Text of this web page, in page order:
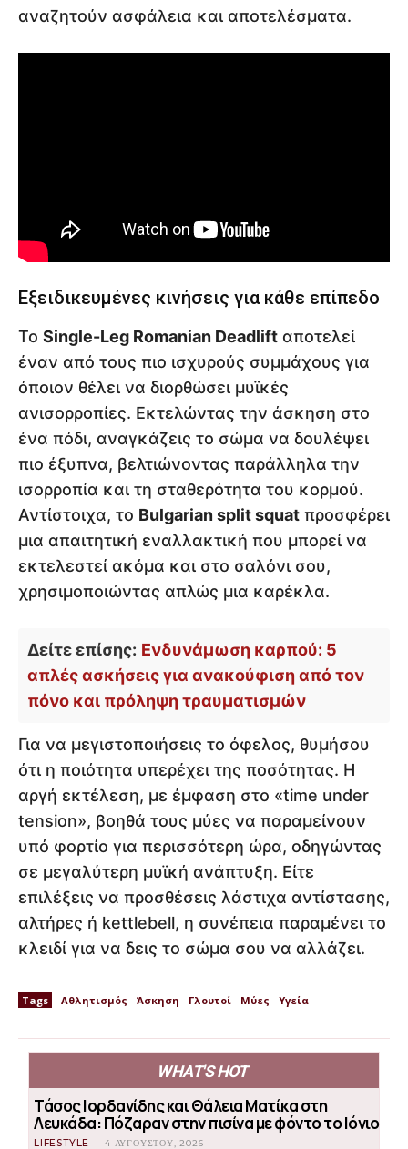
αναζητούν ασφάλεια και αποτελέσματα.
Εξειδικευμένες κινήσεις για κάθε επίπεδο
Το Single-Leg Romanian Deadlift αποτελεί
έναν από τους πιο ισχυρούς συμμάχους για
όποιον θέλει να διορθώσει μυϊκές
ανισορροπίες. Εκτελώντας την άσκηση στο
ένα πόδι, αναγκάζεις το σώμα να δουλέψει
πιο έξυπνα, βελτιώνοντας παράλληλα την
ισορροπία και τη σταθερότητα του κορμού.
Αντίστοιχα, το Bulgarian split squat προσφέρει
μια απαιτητική εναλλακτική που μπορεί να
εκτελεστεί ακόμα και στο σαλόνι σου,
χρησιμοποιώντας απλώς μια καρέκλα.
Δείτε επίσης: Ενδυνάμωση καρπού: 5
απλές ασκήσεις για ανακούφιση από τον
πόνο και πρόληψη τραυματισμών
Για να μεγιστοποιήσεις το όφελος, θυμήσου
ότι η ποιότητα υπερέχει της ποσότητας. Η
αργή εκτέλεση, με έμφαση στο «time under
tension», βοηθά τους μύες να παραμείνουν
υπό φορτίο για περισσότερη ώρα, οδηγώντας
σε μεγαλύτερη μυϊκή ανάπτυξη. Είτε
επιλέξεις να προσθέσεις λάστιχα αντίστασης,
αλτήρες ή kettlebell, η συνέπεια παραμένει το
κλειδί για να δεις το σώμα σου να αλλάζει.
Tags Αθλητισμός Άσκηση Γλουτοί Μύες Υγεία
WHAT'S HOT
Τάσος Ιορδανίδης και Θάλεια Ματίκα στη
Λευκάδα: Πόζαραν στην πισίνα με φόντο το Ιόνιο
LIFESTYLE 4 ΑΥΓΟΎΣΤΟΥ, 2026